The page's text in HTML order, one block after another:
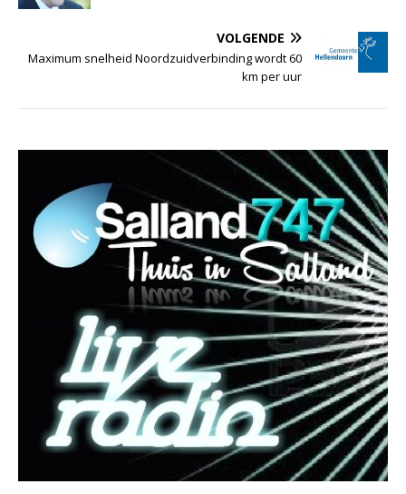
VOLGENDE
Maximum snelheid Noordzuidverbinding wordt 60
km per uur